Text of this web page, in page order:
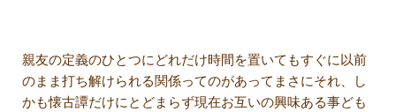
親友の定義のひとつにどれだけ時間を置いてもすぐに以前
のまま打ち解けられる関係ってのがあってまさにそれ、し
かも懐古譚だけにとどまらず現在お互いの興味ある事ども